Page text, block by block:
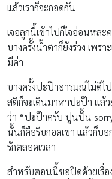
แล้วเราก็จะกอดกัน
เจอลูกนี้เข้าไปก็ใจอ่อนหล
บางครั้งน้ำตาก็ยังร่วง เพร
มีค่า
บางครั้งปะป๊าอารมณ์ไม่ดีไ
สติก็จะเดินมาหาปะป๊า แล้
ว่า “ปะป๊าครับ ปูนปั้น
นั้นก็คือรีบกอดเขา แล้วก็บอ
รักตลอดเวลา
สำหรับตอนนี้ขอปิดด้วยเรื่อ